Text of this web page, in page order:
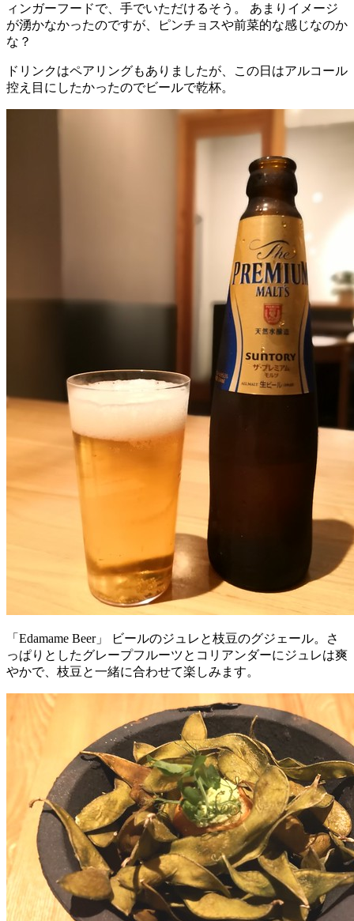
ィンガーフードで、手でいただけるそう。 あまりイメージ
が湧かなかったのですが、ピンチョスや前菜的な感じなのか
な？
ドリンクはペアリングもありましたが、この日はアルコール
控え目にしたかったのでビールで乾杯。
「Edamame Beer」 ビールのジュレと枝豆のグジェール。さ
っぱりとしたグレープフルーツとコリアンダーにジュレは爽
やかで、枝豆と一緒に合わせて楽しみます。